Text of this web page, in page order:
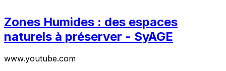
Zones Humides : des espaces
naturels à préserver - SyAGE
www.youtube.com